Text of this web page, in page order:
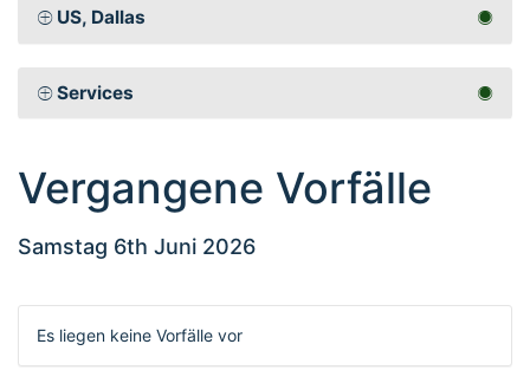
US, Dallas
Services
Vergangene Vorfälle
Samstag 6th Juni 2026
Es liegen keine Vorfälle vor